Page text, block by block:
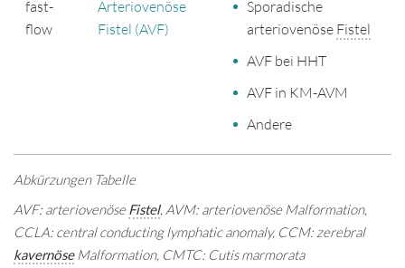
fast-
flow
Arteriovenöse
Fistel (AVF)
Sporadische
arteriovenöse Fistel
AVF bei HHT
AVF in KM-AVM
Andere
Abkürzungen Tabelle
AVF: arteriovenöseFistel, AVM: arteriovenöse Malformation,
CCLA: central conducting lymphatic anomaly, CCM: zerebral
kavernöseMalformation, CMTC: Cutis marmorata